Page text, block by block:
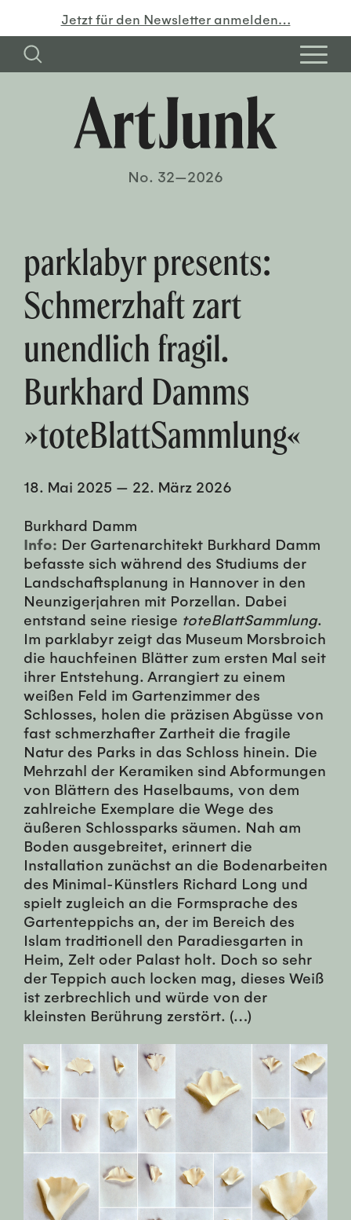
Jetzt für den Newsletter anmelden…
No. 32—2026
parklabyr presents:
Schmerzhaft zart
unendlich fragil.
Burkhard Damms
»toteBlattSammlung«
18. Mai 2025 — 22. März 2026
Burkhard Damm
Info: Der Gartenarchitekt Burkhard Damm
befasste sich während des Studiums der
Landschaftsplanung in Hannover in den
Neunzigerjahren mit Porzellan. Dabei
entstand seine riesige toteBlattSammlung.
Im parklabyr zeigt das Museum Morsbroich
die hauchfeinen Blätter zum ersten Mal seit
ihrer Entstehung. Arrangiert zu einem
weißen Feld im Gartenzimmer des
Schlosses, holen die präzisen Abgüsse von
fast schmerzhafter Zartheit die fragile
Natur des Parks in das Schloss hinein. Die
Mehrzahl der Keramiken sind Abformungen
von Blättern des Haselbaums, von dem
zahlreiche Exemplare die Wege des
äußeren Schlossparks säumen. Nah am
Boden ausgebreitet, erinnert die
Installation zunächst an die Bodenarbeiten
des Minimal-Künstlers Richard Long und
spielt zugleich an die Formsprache des
Gartenteppichs an, der im Bereich des
Islam traditionell den Paradiesgarten in
Heim, Zelt oder Palast holt. Doch so sehr
der Teppich auch locken mag, dieses Weiß
ist zerbrechlich und würde von der
kleinsten Berührung zerstört. (…)